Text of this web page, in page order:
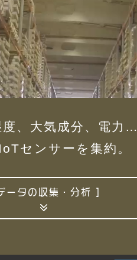
度、大気成分、電力…
センサーを集約。
ータの収集・分析 ]